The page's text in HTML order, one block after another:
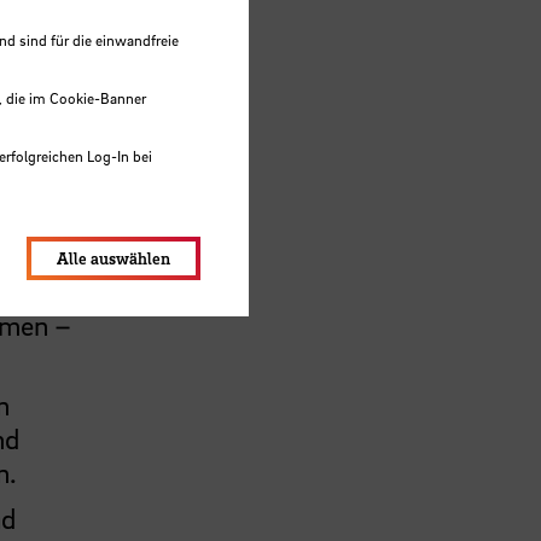
–
sind für die einwandfreie
die im Cookie-Banner
Log-In bei
Alle auswählen